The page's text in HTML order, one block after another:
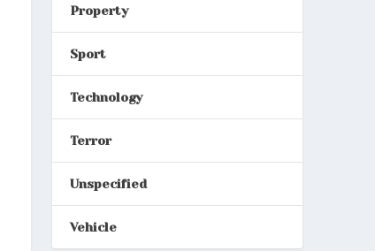
Property
Sport
Technology
Terror
Unspecified
Vehicle